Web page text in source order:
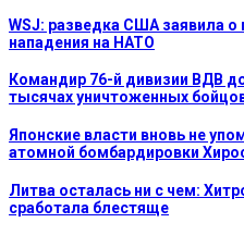
WSJ: разведка США заявила о
нападения на НАТО
Командир 76-й дивизии ВДВ
тысячах уничтоженных
Японские власти вновь не
атомной бомбардировки
Литва осталась ни с чем:
сработала блестяще